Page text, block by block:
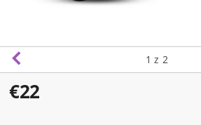
1 z 2
€22